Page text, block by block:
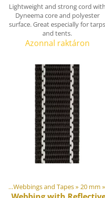
Lightweight and strong cord with
Dyneema core and polyester
surface. Great especially for tarps
and tents.
Azonnal raktáron
‪»Webbings and Tapes‪» 20 mm ‪»
Edge Bindings ‪»